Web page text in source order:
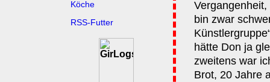
Köche
RSS-Futter
bin zwar
hätte Don ja
zweitens war
Brot, 20 Jahre